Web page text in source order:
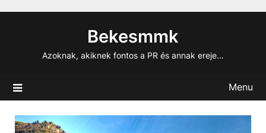
Bekesmmk
Azoknak, akiknek fontos a PR és annak ereje…
Menu